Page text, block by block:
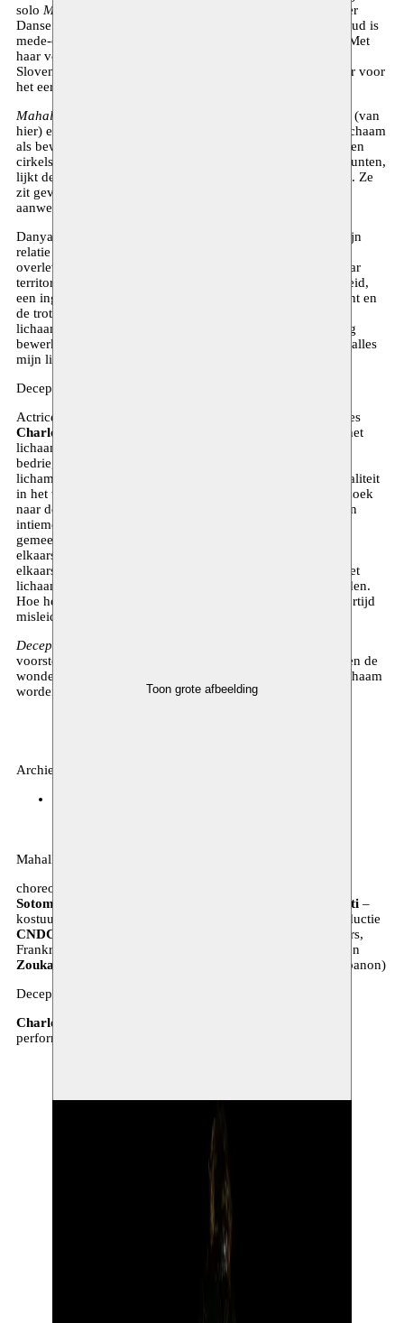
Toon grote afbeelding
solo Mahalli
, die op grote bijval kon rekenen op Montpellier
Danse in 2012 en het festival Dansem in Marseille. Hammoud is
mede-oprichtster van het culturele huis Zoukak in Beiroet. Met
haar voorstellingen wordt ze uitgenodigd in Spanje, Italië,
Slovenië, Frankrijk, Italië en Portugal. Moussem brengt haar voor
het eerst naar België.
Mahalli
heeft een dubbele betekenis in het Arabisch: lokaal (van
hier) en ‘mijn plaats’. Deze solo draait om één figuur, het lichaam
als bewegende massa, gevat in ruimtes gevuld met plooien en
cirkels. In deze ruimte, voorzien van slechts enkele vluchtpunten,
lijkt de tijd vol. Tegenover deze figuur bevindt zich de orde. Ze
zit gevangen en om te overleven moet ze al haar krachten
aanwenden.
Danya Hammoud zegt hier zelf over: “In dit werk wordt mijn
relatie tot de ruimte een relatie tot het territorium. Uit
overlevingsinstinct vecht de figuur voor het behoud van haar
territorium. In haar beweging zit een zware terughoudendheid,
een ingehouden woede. Ze beschikt over een dierlijke kracht en
de trots van de vrouw. In de loop van dit project wordt het
lichaam zowel werktuig als de materie die door het werktuig
bewerkt en gevormd wordt. Want mijn territorium is boven alles
mijn lichaam.”
Deceptive Bodies
Actrice/beeldend kunstenaar
en danseres
Charlotte Vanden Eynde
delen een sterke fascinatie voor het
lichaam. In deze voorstelling focussen zij zich op de
bedrieglijkheid van het lichaam als expressief medium. De
lichamelijkheid in het werk van Vanden Eynde en de theatraliteit
in het werk van Bouckaert komen hier samen in een onderzoek
naar de representatie en de perceptie van het lichaam. In een
intieme wisselwerking gaan zij op zoek naar een
gemeenschappelijke bewegings- en beeldtaal en breken zo
elkaars artistieke universum open. Zij nemen hun eigen en
elkaars lichaam onder de loep en gaan na hoe de taal van het
lichaam geïnterpreteerd, maar ook gemanipuleerd kan worden.
Hoe het lichaam vertaalt wat in ons leeft, maar ons tegelijkertijd
misleidt, alsof het een eigen leven leidt.
Deceptive Bodies
voorstelling, waarin het ambigue spel van de representatie en de
wonderlijke intenties en mogelijkheden van het theatrale lichaam
worden afgetast.
Archief, dans
Mahalli
choreografie, dans
Sotomayor
Riccardo Clementi –
kostuums
– productie
CNDC: Centre National de Danse Contemporaine
(Angers,
Frankrijk),
(Duitsland) en
Zoukak: Theatre Company and Cultural Association
(Libanon)
Deceptive Bodies
Charlotte Vanden Eynde & Dolores Bouckaert
performance